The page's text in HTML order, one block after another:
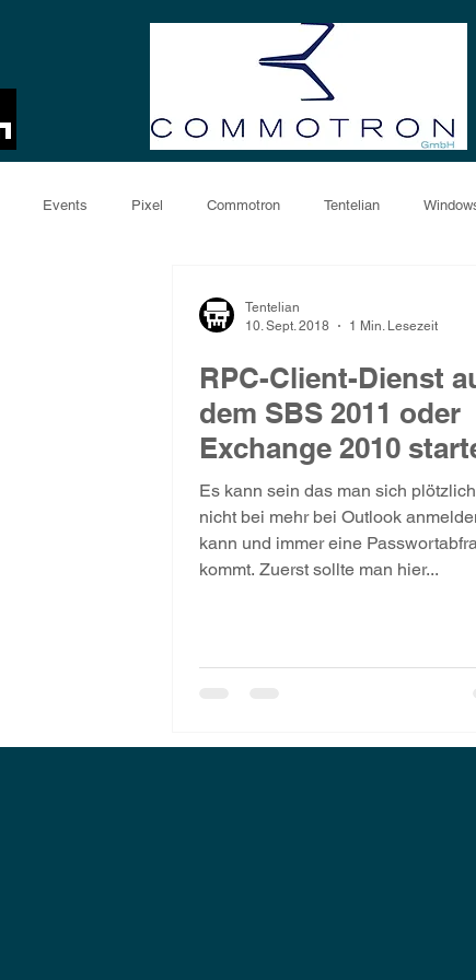
Events Pixel Commotron Tentelian
Tentelian
10. Sept. 2018
1 Min. Lesezeit
RPC-Client-Dienst
dem SBS 2011 oder
Exchange 2010
nicht
Es kann sein das man sich plötzlich
nicht bei mehr bei Outlook
kann und immer eine
kommt. Zuerst sollte man hier...